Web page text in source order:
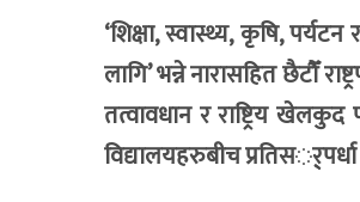
‘शिक्षा, स्वास्थ्य, कृषि,
लागि’ भन्ने नारासहित छैटौँ
तत्वावधान र राष्ट्रिय
विद्यालयहरुबीच